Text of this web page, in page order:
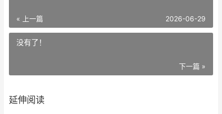
« 上一篇 2026-06-29
没有了！
下一篇 »
延伸阅读